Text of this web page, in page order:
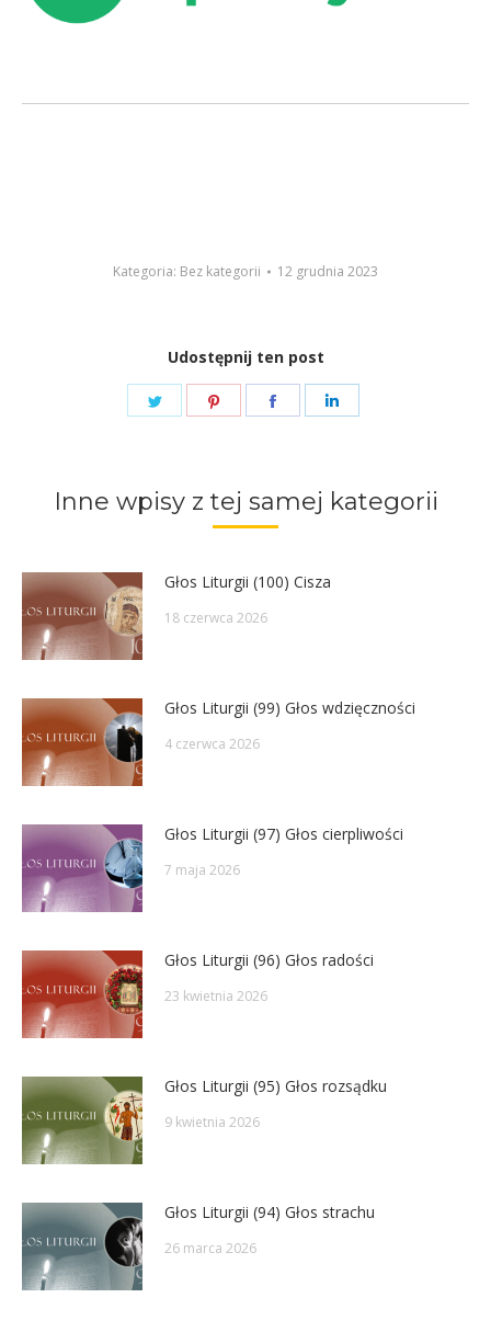
Kategoria: Bez kategorii 12 grudnia 2023
Udostępnij ten post
Share
Share
Share
Inne wpisy z tej samej kategorii
Głos Liturgii (100) Cisza
18 czerwca 2026
Głos Liturgii (99) Głos wdzięczności
4 czerwca 2026
Głos Liturgii (97) Głos cierpliwości
7 maja 2026
Głos Liturgii (96) Głos radości
23 kwietnia 2026
Głos Liturgii (95) Głos rozsądku
9 kwietnia 2026
Głos Liturgii (94) Głos strachu
26 marca 2026